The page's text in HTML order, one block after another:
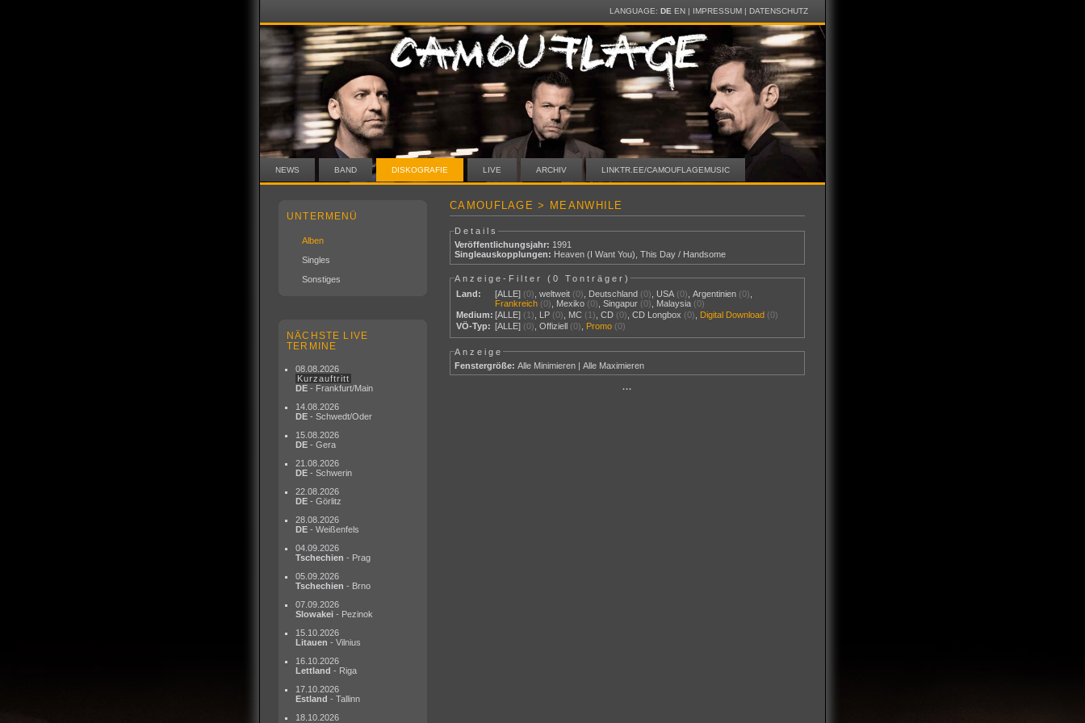
LANGUAGE: DE EN| IMPRESSUM| DATENSCHUTZ
NEWS BAND DISKOGRAFIE LIVE ARCHIV LINKTR.EE/CAMOUFLAGEMUSIC
UNTERMENÜ
Alben
Singles
Sonstiges
NÄCHSTE LIVE
TERMINE
08.08.2026
Kurzauftritt
DE - Frankfurt/Main
14.08.2026
DE - Schwedt/Oder
15.08.2026
DE - Gera
21.08.2026
DE - Schwerin
22.08.2026
DE - Görlitz
28.08.2026
DE - Weißenfels
04.09.2026
Tschechien - Prag
05.09.2026
Tschechien - Brno
07.09.2026
Slowakei - Pezinok
15.10.2026
Litauen - Vilnius
16.10.2026
Lettland - Riga
17.10.2026
Estland - Tallinn
18.10.2026
CAMOUFLAGE > MEANWHILE
Details
Veröffentlichungsjahr: 1991
Singleauskopplungen: Heaven (I Want You),This Day / Handsome
Anzeige-Filter (0 Tonträger)
Land:
[ALLE] (0) ,weltweit (0) Deutschland (0) USA (0) ,Argentinien (0)
Frankreich (0) Mexiko (0) ,Singapur (0) Malaysia (0)
Medium: [ALLE] (1) LP (0) MC (1) ,CD (0) ,CD Longbox (0) Digital Download (0)
VÖ-Typ: [ALLE] (0) ,Offiziell (0) Promo (0)
Anzeige
Fenstergröße: Alle Minimieren |Alle Maximieren
···